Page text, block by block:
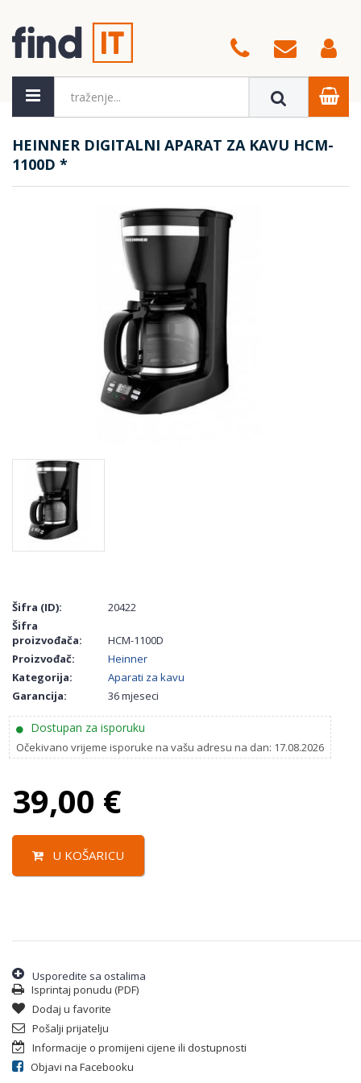
HEINNER DIGITALNI APARAT ZA KAVU HCM-
1100D *
Šifra (ID):
20422
Šifra
proizvođača:
HCM-1100D
Proizvođač:
Heinner
Kategorija:
Aparati za kavu
Garancija:
36 mjeseci
Dostupan za isporuku
Očekivano vrijeme isporuke na vašu adresu na dan: 17.08.2026
39,00 €
U KOŠARICU
Usporedite sa ostalima
Isprintaj ponudu (PDF)
Dodaj u favorite
Pošalji prijatelju
Informacije o promijeni cijene ili dostupnosti
Objavi na Facebooku